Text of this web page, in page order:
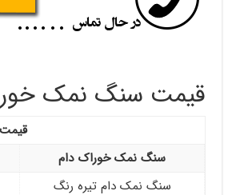
قیمت سنگ نمک
سنگ نمک خوراک دام
سنگ نمک دام تیره رنگ